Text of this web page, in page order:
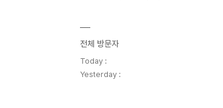
전체 방문자
Today :
Yesterday :